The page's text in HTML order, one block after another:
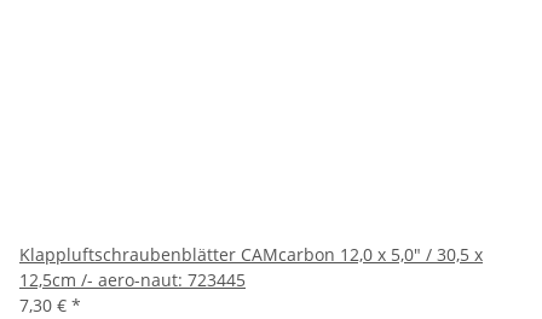
Klappluftschraubenblätter CAMcarbon 12,0 x 5,0" / 30,5 x
12,5cm /- aero-naut: 723445
7,30 € *